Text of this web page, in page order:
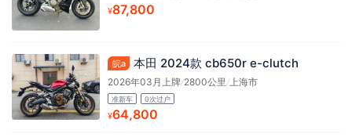
¥87,800
皖a 本田 2024款 cb650r e-clutch
2026年03月上牌/2800公里 /上海市
准新车 0次过户
¥64,800